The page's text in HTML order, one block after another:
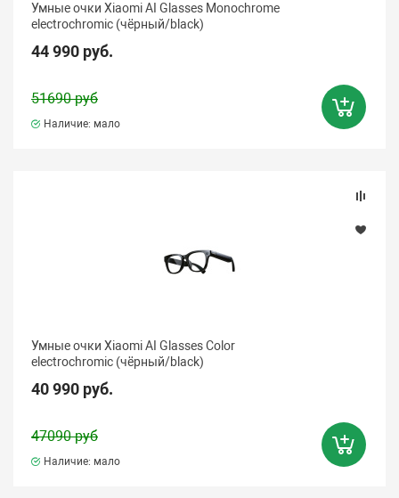
Умные очки Xiaomi AI Glasses Monochrome
electrochromic (чёрный/black)
44 990 руб.
51690 руб
Наличие: мало
Умные очки Xiaomi AI Glasses Color
electrochromic (чёрный/black)
40 990 руб.
47090 руб
Наличие: мало